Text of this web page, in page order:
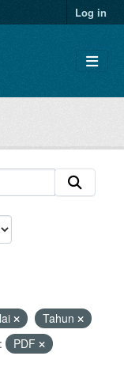
Log in
Tahun
PDF